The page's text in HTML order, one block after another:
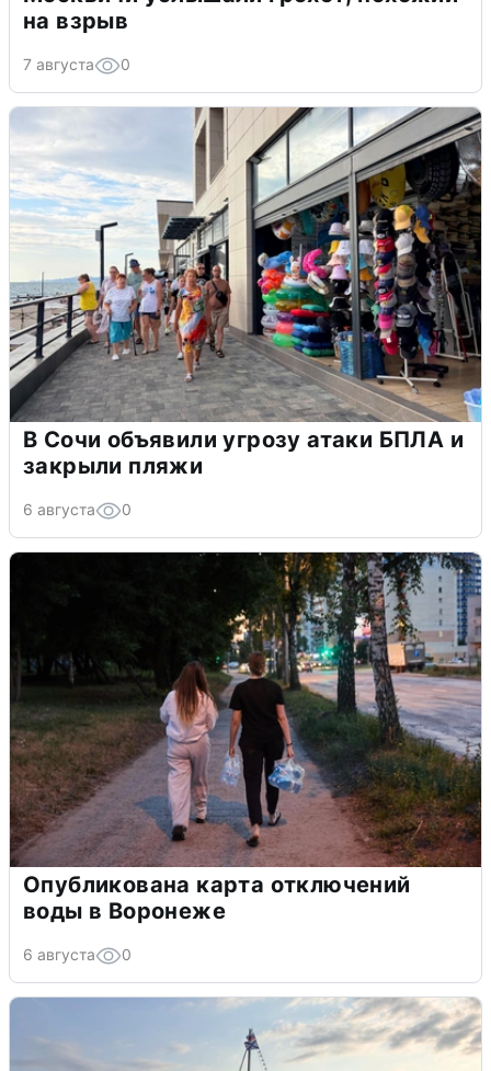
на взрыв
7 августа 0
В Сочи объявили угрозу атаки БПЛА и
закрыли пляжи
6 августа 0
Опубликована карта отключений
воды в Воронеже
6 августа 0